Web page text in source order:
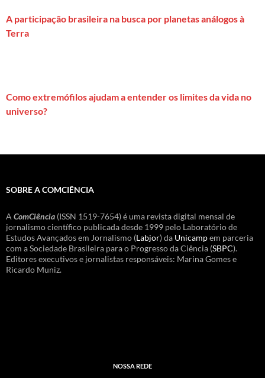
A participação brasileira na busca por planetas análogos à
Terra
Como extremófilos ajudam a entender os limites da vida no
universo?
SOBRE A COMCIÊNCIA
A ComCiência (ISSN 1519-7654) é uma revista digital mensal de
jornalismo científico publicada desde 1999 pelo Laboratório de
Estudos Avançados em Jornalismo (Labjor) da Unicampem parceria
com a Sociedade Brasileira para o Progresso da Ciência (SBPC).
Editores executivos e jornalistas responsáveis: Marina Gomes e
Ricardo Muniz.
NOSSA REDE